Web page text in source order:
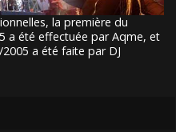
la première du
a été effectuée par Aqme, et
a été faite par DJ